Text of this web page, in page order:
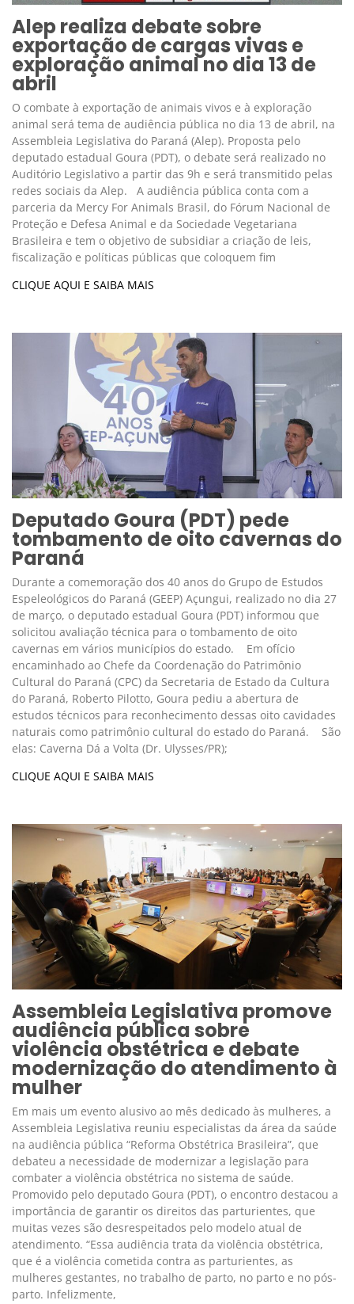
Alep realiza debate sobre
exportação de cargas vivas e
exploração animal no dia 13 de
abril
O combate à exportação de animais vivos e à exploração
animal será tema de audiência pública no dia 13 de abril, na
Assembleia Legislativa do Paraná (Alep). Proposta pelo
deputado estadual Goura (PDT), o debate será realizado no
Auditório Legislativo a partir das 9h e será transmitido pelas
redes sociais da Alep. A audiência pública conta com a
parceria da Mercy For Animals Brasil, do Fórum Nacional de
Proteção e Defesa Animal e da Sociedade Vegetariana
Brasileira e tem o objetivo de subsidiar a criação de leis,
fiscalização e políticas públicas que coloquem fim
CLIQUE AQUI E SAIBA MAIS
Deputado Goura (PDT) pede
tombamento de oito cavernas do
Paraná
Durante a comemoração dos 40 anos do Grupo de Estudos
Espeleológicos do Paraná (GEEP) Açungui, realizado no dia 27
de março, o deputado estadual Goura (PDT) informou que
solicitou avaliação técnica para o tombamento de oito
cavernas em vários municípios do estado. Em ofício
encaminhado ao Chefe da Coordenação do Patrimônio
Cultural do Paraná (CPC) da Secretaria de Estado da Cultura
do Paraná, Roberto Pilotto, Goura pediu a abertura de
estudos técnicos para reconhecimento dessas oito cavidades
naturais como patrimônio cultural do estado do Paraná. São
elas: Caverna Dá a Volta (Dr. Ulysses/PR);
CLIQUE AQUI E SAIBA MAIS
Assembleia Legislativa promove
audiência pública sobre
violência obstétrica e debate
modernização do atendimento à
mulher
Em mais um evento alusivo ao mês dedicado às mulheres, a
Assembleia Legislativa reuniu especialistas da área da saúde
na audiência pública “Reforma Obstétrica Brasileira”, que
debateu a necessidade de modernizar a legislação para
combater a violência obstétrica no sistema de saúde.
Promovido pelo deputado Goura (PDT), o encontro destacou a
importância de garantir os direitos das parturientes, que
muitas vezes são desrespeitados pelo modelo atual de
atendimento. “Essa audiência trata da violência obstétrica,
que é a violência cometida contra as parturientes, as
mulheres gestantes, no trabalho de parto, no parto e no pós-
parto. Infelizmente,